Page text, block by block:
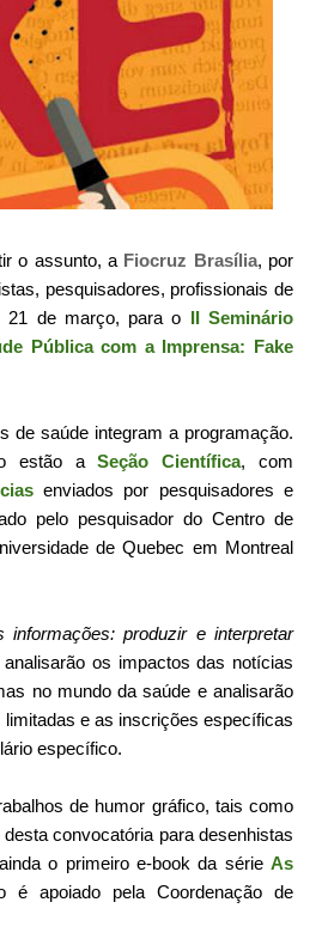
o assunto, a Fiocruz Brasília, por
pesquisadores, profissionais de
21 de março, para o II Seminário
Pública com a Imprensa: Fake
de saúde integram a programação.
estão aSeção Científica, com
enviados por pesquisadores e
pelo pesquisador do Centro de
de Quebec em Montreal
produzir e interpretar
os impactos das notícias
no mundo da saúde e analisarão
e as inscrições específicas
específico.
de humor gráfico, tais como
convocatória para desenhistas
o primeiro e-book da série As
é apoiado pela Coordenação de